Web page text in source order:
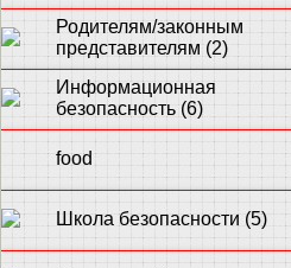
Родителям/законным
представителям (2)
Информационная
безопасность (6)
food
Школа безопасности (5)